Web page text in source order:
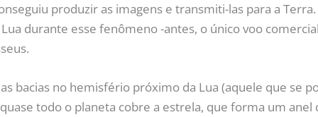
produzir as imagens e transmiti-las para a
durante esse fenômeno -antes, o único voo
bacias no hemisfério próximo da Lua (aquele que se
todo o planeta cobre a estrela, que forma um